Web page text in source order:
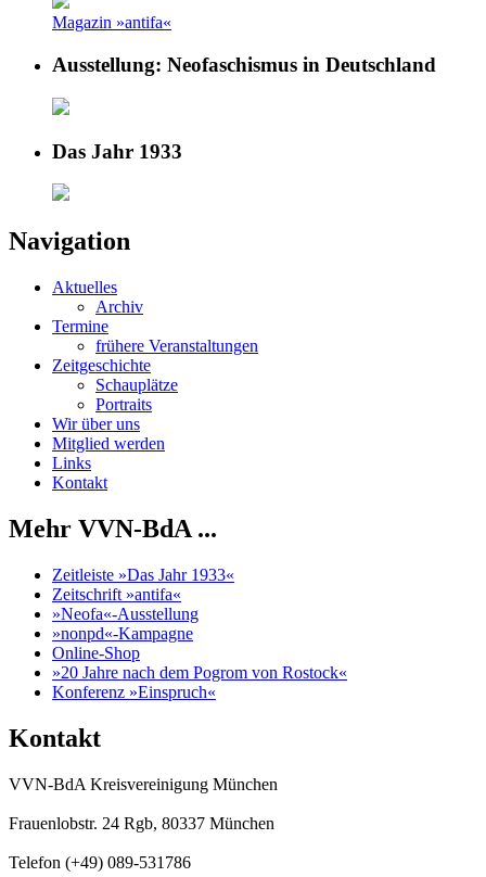
Magazin »antifa«
Ausstellung: Neofaschismus in Deutschland
Das Jahr 1933
Navigation
Aktuelles
Archiv
Termine
frühere Veranstaltungen
Zeitgeschichte
Schauplätze
Portraits
Wir über uns
Mitglied werden
Links
Kontakt
Mehr VVN-BdA ...
Zeitleiste »Das Jahr 1933«
Zeitschrift »antifa«
»Neofa«-Ausstellung
»nonpd«-Kampagne
Online-Shop
»20 Jahre nach dem Pogrom von Rostock«
Konferenz »Einspruch«
Kontakt
VVN-BdA Kreisvereinigung München
Frauenlobstr. 24 Rgb, 80337 München
Telefon (+49) 089-531786